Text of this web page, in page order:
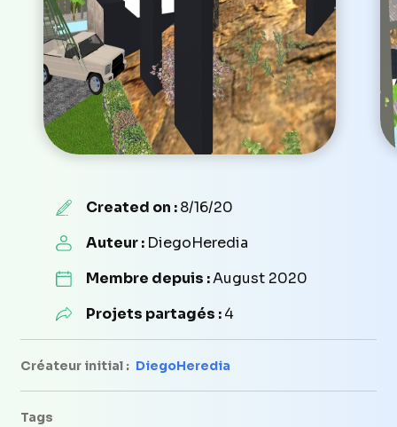
Created on :8/16/20
Auteur : DiegoHeredia
Membre depuis :August 2020
Projets partagés :4
Créateur initial : DiegoHeredia
Tags